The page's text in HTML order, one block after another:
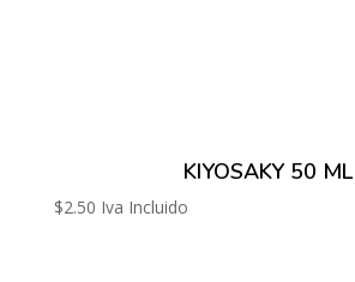
KIYOSAKY 50 ML
$2.50 Iva Incluido